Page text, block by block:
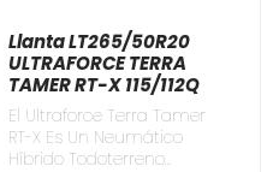
Llanta LT265/50R20
ULTRAFORCE TERRA
TAMER RT-X 115/112Q
El Ultraforce Terra Tamer
RT-X Es Un Neumático
Híbrido Todoterreno...